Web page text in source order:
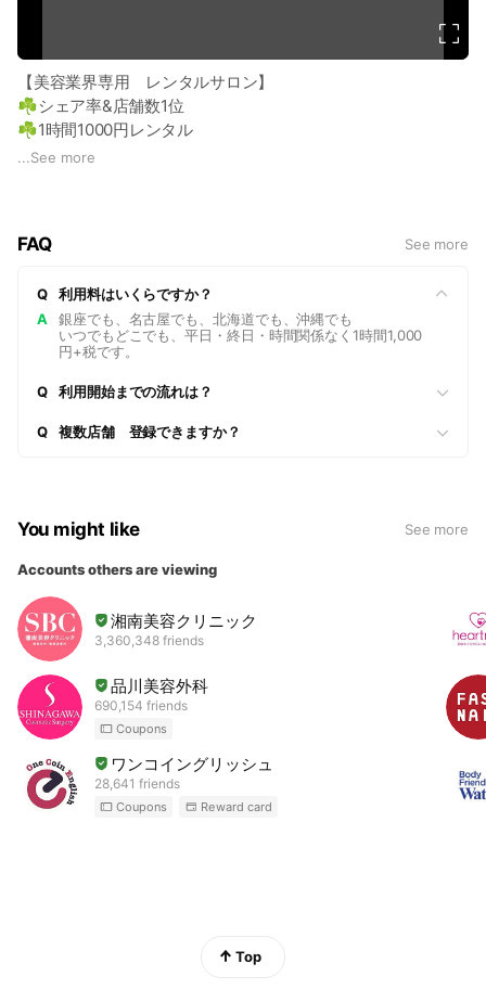
【美容業界専用 レンタルサロン】
☘️シェア率&店舗数1位
☘️1時間1000円レンタル
☘️利用者年間2,500人以上
集客サポートや全額返金保証付き技術スクール、HP作成、経
任せ下さい‼️
...See more
FAQ See more
Q
利用料はいくらですか？
A
銀座でも、名古屋でも、北海道でも、沖縄でも
いつでもどこでも、平日・終日・時間関係なく1時間1,000
円+税です。
Q 利用開始までの流れは？
Q 複数店舗 登録できますか？
You might like See more
Accounts others are viewing
湘南美容クリニック
3,360,348 friends
品川美容外科
690,154 friends
Coupons
ワンコイングリッシュ
28,641 friends
Coupons Reward card
Top